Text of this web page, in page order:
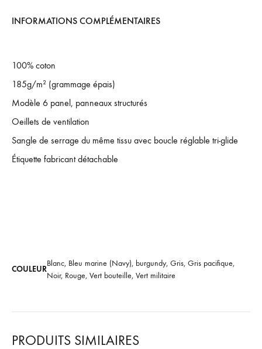
INFORMATIONS COMPLÉMENTAIRES
100% coton
185g/m² (grammage épais)
Modèle 6 panel, panneaux structurés
Oeillets de ventilation
Sangle de serrage du même tissu avec boucle réglable tri-glide
Étiquette fabricant détachable
COULEUR
Blanc, Bleu marine (Navy), burgundy, Gris, Gris pacifique,
Noir, Rouge, Vert bouteille, Vert militaire
PRODUITS SIMILAIRES